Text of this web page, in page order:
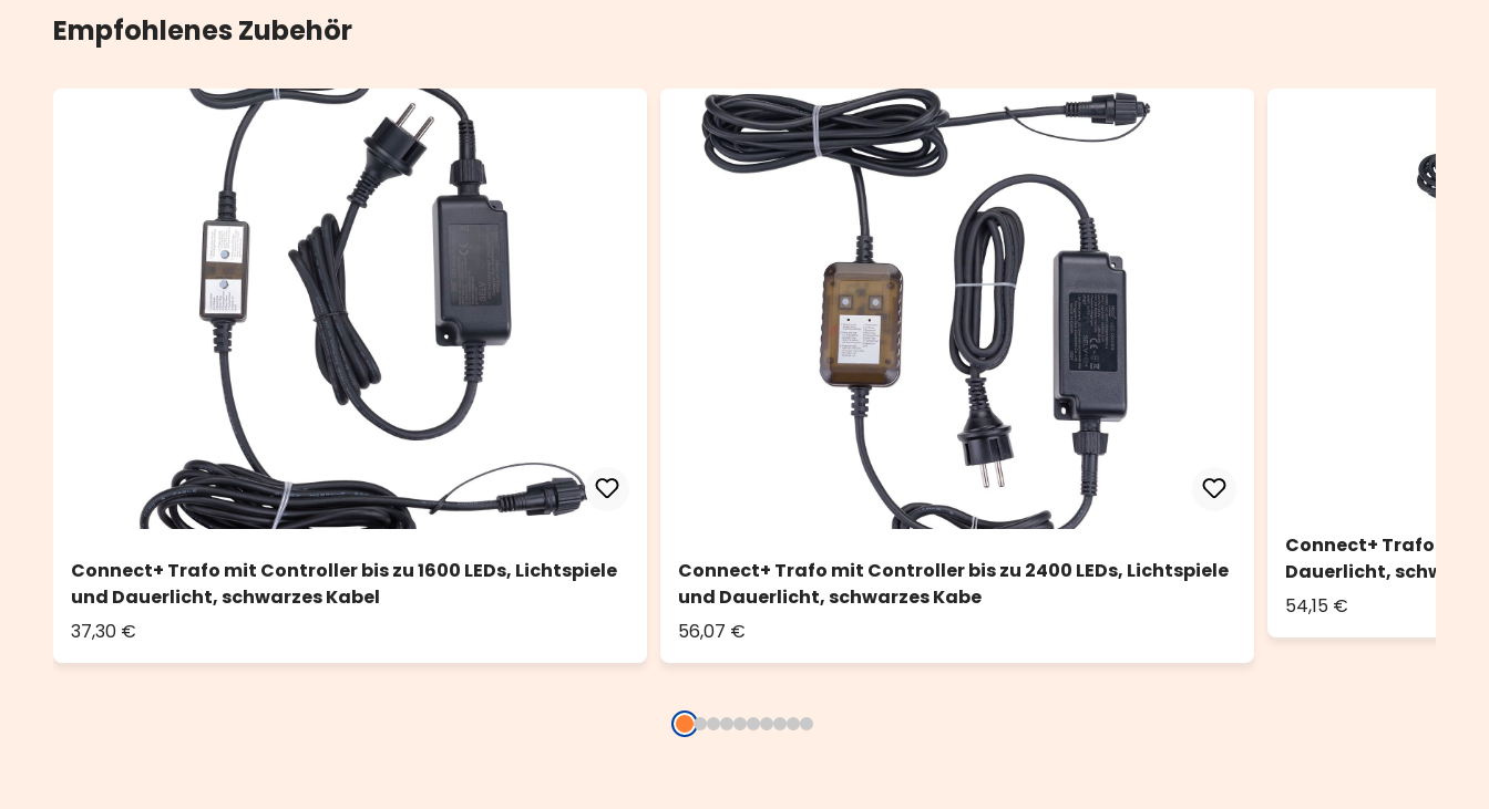
Empfohlenes Zubehör
Connect+ Trafo mit Controller bis zu 1600 LEDs, Lichtspiele
und Dauerlicht, schwarzes Kabel
37,30 €
Connect+ Trafo mit Controller bis zu 2400 LEDs, Lichtspiele
und Dauerlicht, schwarzes Kabe
56,07 €
Connect+ Trafo mit
Dauerlicht,
54,15 €